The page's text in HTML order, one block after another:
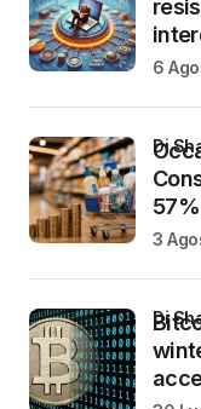
6
di
3
di